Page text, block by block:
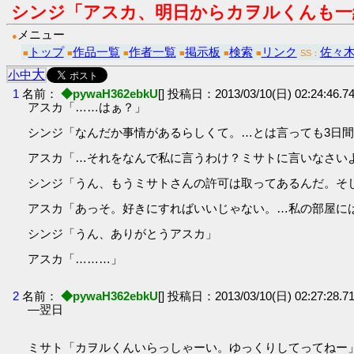
シンジ「アスカ、明日からカヲルくんも
● メニュー
■ トップ ■作品一覧 ■作者一覧 ■掲示板 ■検索 ■ リンク SS： 佐々
小中大
1 名前： ◆pywaH362ebkU[] 投稿日：2013/03/10(日)
アスカ「……はぁ？」
シンジ「なんだか事情があるらしくて。…とは言っても3日
アスカ「…それをなんで私に言うわけ？ミサトに言いなさい
シンジ「うん、もうミサトさんの許可は取ってあるんだ。
アスカ「あっそ。好きにすればいいじゃない。…私の部屋に
シンジ「うん、ありがとうアスカ」
アスカ「………」
2 名前： ◆pywaH362ebkU[] 投稿日：2013/03/10(日)
―翌日
ミサト「カヲルくんいらっしゃーい。ゆっくりしてってねー